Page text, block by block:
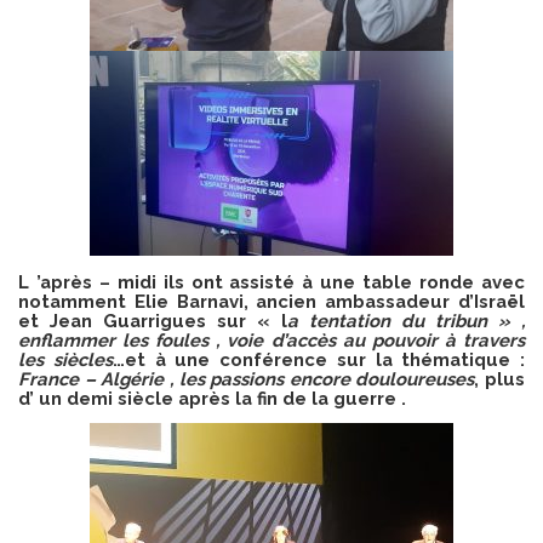
L ’après – midi ils ont assisté à une table ronde avec
notamment Elie Barnavi, ancien ambassadeur d’Israël
et Jean Guarrigues sur « la tentation du tribun » ,
enflammer les foules , voie d’accès au pouvoir à travers
les siècles…et à une conférence sur la thématique :
France – Algérie , les passions encore douloureuses, plus
d’ un demi siècle après la fin de la guerre .